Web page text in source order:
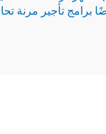
برامج تأجير مرنة